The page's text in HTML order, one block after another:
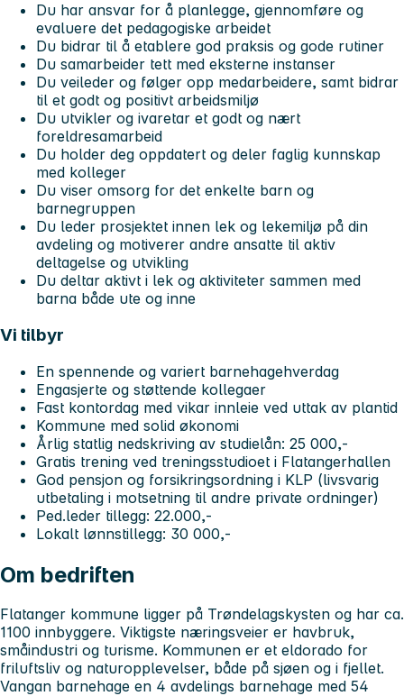
Du har ansvar for å planlegge, gjennomføre og
evaluere det pedagogiske arbeidet
Du bidrar til å etablere god praksis og gode rutiner
Du samarbeider tett med eksterne instanser
Du veileder og følger opp medarbeidere, samt bidrar
til et godt og positivt arbeidsmiljø
Du utvikler og ivaretar et godt og nært
foreldresamarbeid
Du holder deg oppdatert og deler faglig kunnskap
med kolleger
Du viser omsorg for det enkelte barn og
barnegruppen
Du leder prosjektet innen lek og lekemiljø på din
avdeling og motiverer andre ansatte til aktiv
deltagelse og utvikling
Du deltar aktivt i lek og aktiviteter sammen med
barna både ute og inne
Vi tilbyr
En spennende og variert barnehagehverdag
Engasjerte og støttende kollegaer
Fast kontordag med vikar innleie ved uttak av plantid
Kommune med solid økonomi
Årlig statlig nedskriving av studielån: 25 000,-
Gratis trening ved treningsstudioet i Flatangerhallen
God pensjon og forsikringsordning i KLP (livsvarig
utbetaling i motsetning til andre private ordninger)
Ped.leder tillegg: 22.000,-
Lokalt lønnstillegg: 30 000,-
Om bedriften
Flatanger kommune ligger på Trøndelagskysten og har ca.
1100 innbyggere. Viktigste næringsveier er havbruk,
småindustri og turisme. Kommunen er et eldorado for
friluftsliv og naturopplevelser, både på sjøen og i fjellet.
Vangan barnehage en 4 avdelings barnehage med 54